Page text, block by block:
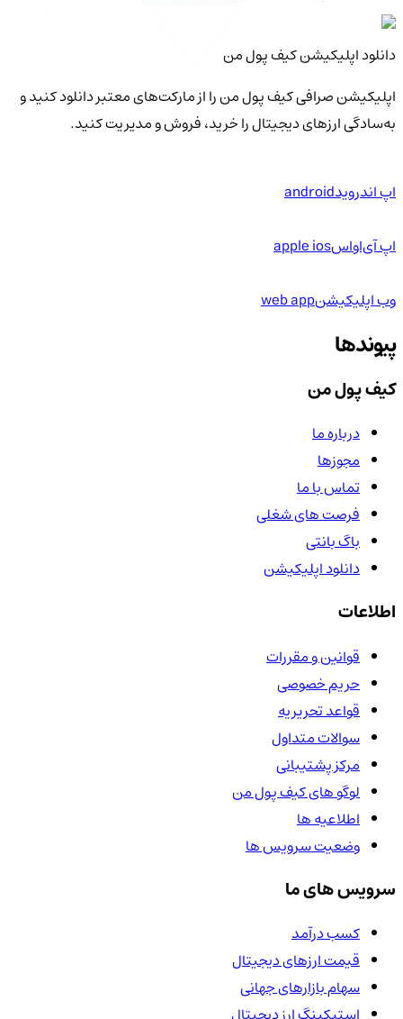
دانلود اپلیکیشن کیف‌ پول من
اپلیکیشن صرافی کیف پول من را از مارکت‌های معتبر دانلود کنید و
به‌سادگی ارزهای دیجیتال را خرید، فروش و مدیریت کنید.
اپ اندرویدandroid
اپ آی‌او‌اسapple ios
وب اپلیکیشنweb app
پیوندها
کیف پول من
درباره ما
مجوزها
تماس با ما
فرصت های شغلی
باگ بانتی
دانلود اپلیکیشن
اطلاعات
قوانین و مقررات
حریم خصوصی
قواعد تحریریه
سوالات متداول
مرکز پشتیبانی
لوگو های کیف پول من
اطلاعیه ها
وضعیت سرویس ها
سرویس های ما
کسب درآمد
قیمت ارزهای دیجیتال
سهام بازارهای جهانی